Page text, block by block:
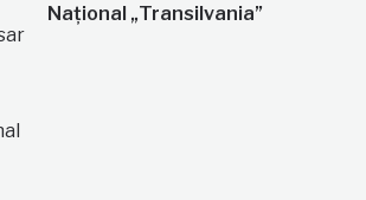
Național „Transilvania”